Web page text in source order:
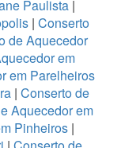
Paulista |
| Conserto
de Aquecedor
em
em Parelheiros
| Conserto de
Aquecedor em
Pinheiros|